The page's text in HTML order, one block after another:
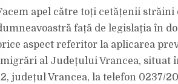
apel către toți cetățenii
față de legislația în
aspect referitor la aplicarea
al Județului Vrancea, situat
județul Vrancea, la telefon 0237/